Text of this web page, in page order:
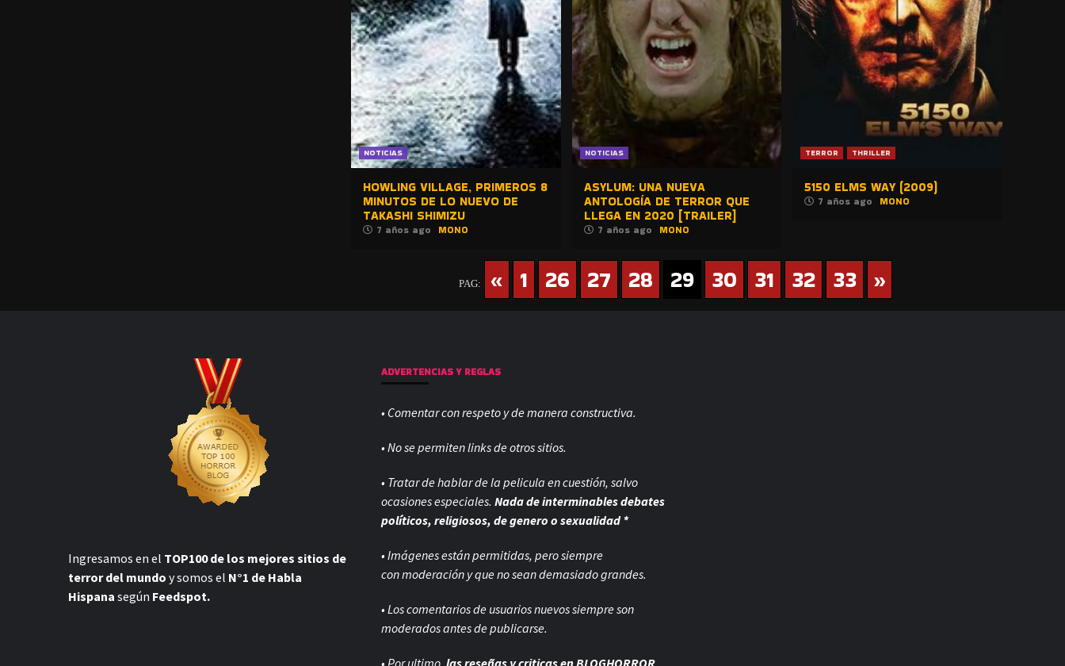
NOTICIAS
HOWLING VILLAGE, PRIMEROS 8
MINUTOS DE LO NUEVO DE
TAKASHI SHIMIZU
7 años ago MONO
NOTICIAS
ASYLUM: UNA NUEVA
ANTOLOGÍA DE TERROR QUE
LLEGA EN 2020 [TRAILER]
7 años ago MONO
TERROR THRILLER
5150 ELMS WAY (2009)
7 años ago MONO
PAG: « 1 26 27 28 29 30 31 32 33 »
Ingresamos en el TOP100 de los mejores sitios de
terror del mundo y somos el N°1 de Habla
Hispana según Feedspot.
ADVERTENCIAS Y REGLAS
• Comentar con respeto y de manera constructiva.
• No se permiten links de otros sitios.
• Tratar de hablar de la pelicula en cuestión, salvo
ocasiones especiales.Nada de interminables debates
políticos, religiosos, de genero o sexualidad *
• Imágenes están permitidas, pero siempre
conmoderación y que no sean demasiado grandes.
• Los comentarios de usuarios nuevos siempre son
moderados antes de publicarse.